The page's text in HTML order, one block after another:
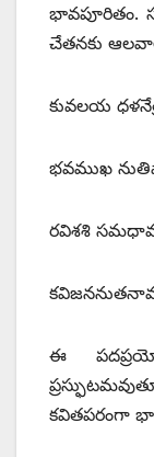
భావపూరితం.
చేతనకు
కువలయ
భవముఖ
రవిశశి
ఈ
కవితపరంగా